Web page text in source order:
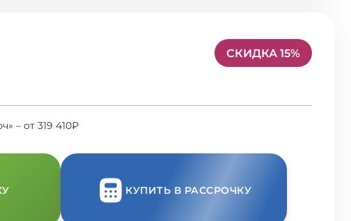
СКИДКА 15%
– от 319 410₽
КУПИТЬ В РАССРОЧКУ